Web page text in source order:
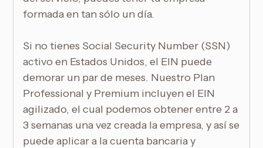
formada en tan sólo un día.
Si no tienes Social Security Number (SSN)
activo en Estados Unidos, el EIN puede
demorar un par de meses. Nuestro Plan
Professional y Premium incluyen el EIN
agilizado, el cual podemos obtener entre 2 a
3 semanas una vez creada la empresa, y así se
puede aplicar a la cuenta bancaria y